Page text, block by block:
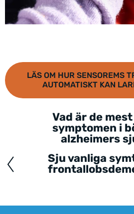
LÄS OM HUR SENSOREMS
AUTOMATISKT KAN
navigation
Vad är de
symptomen i
alzheimers
Sju vanliga